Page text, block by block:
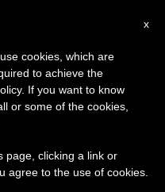
×
haremos la pausa
periodo de verano
y también el
x
cookies, which are
to achieve the
If you want to know
or some of the cookies,
page, clicking a link or
agree to the use of cookies.